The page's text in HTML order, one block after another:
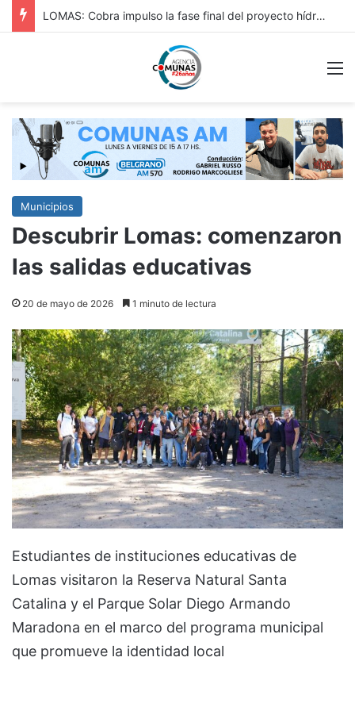
HURLINGAM: IMPORTANTE: REPAVIMENTACIÓN DE VERGARA Y OBRA HIDRÁULICA EN ORIGONE
Municipios
Descubrir Lomas: comenzaron
las salidas educativas
20 de mayo de 2026 1 minuto de lectura
Estudiantes de instituciones educativas de
Lomas visitaron la Reserva Natural Santa
Catalina y el Parque Solar Diego Armando
Maradona en el marco del programa municipal
que promueve la identidad local